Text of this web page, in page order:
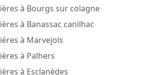
à Bourgs sur colagne
à Banassac canilhac
à Marvejols
à Palhers
à Esclanèdes